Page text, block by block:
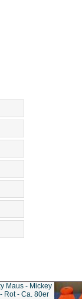
Maus - Mickey
Rot - Ca. 80er